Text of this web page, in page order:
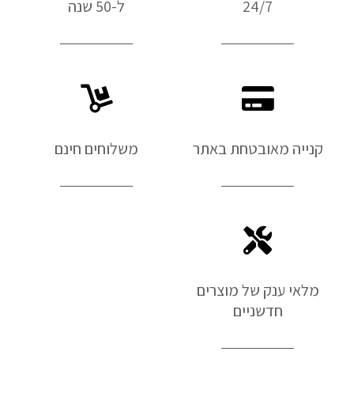
24/7
ל-50 שנה
קנייה מאובטחת באתר משלוחים חינם
מלאי ענק של מוצרים
חדשניים